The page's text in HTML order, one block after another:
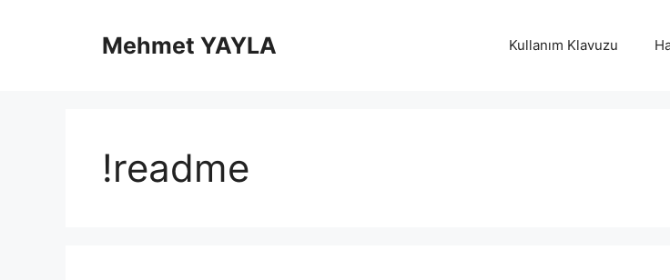
Mehmet YAYLA Kullanım Klavuzu
!readme